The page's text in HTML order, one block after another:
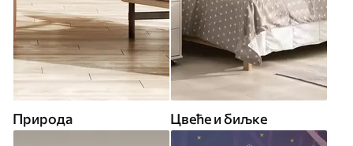
Природа Цвеће и биљке